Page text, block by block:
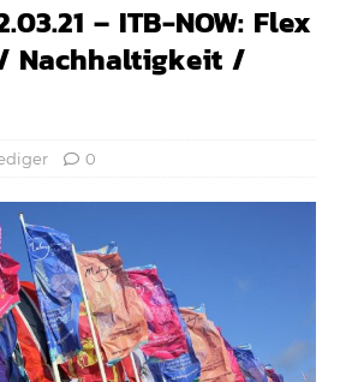
– ITB-NOW: Flex
Nachhaltigkeit /
0